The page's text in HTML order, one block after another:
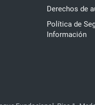
Derechos de
Política de
Información